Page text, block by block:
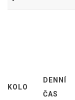
KOLO
DENNÍ
ČAS